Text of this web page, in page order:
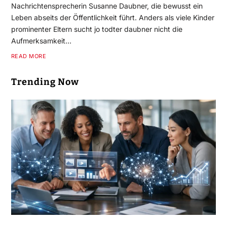
Nachrichtensprecherin Susanne Daubner, die bewusst ein
Leben abseits der Öffentlichkeit führt. Anders als viele Kinder
prominenter Eltern sucht jo todter daubner nicht die
Aufmerksamkeit…
READ MORE
Trending Now